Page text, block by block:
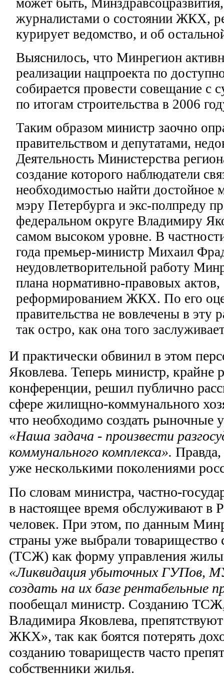
может быть,
журналистами о состоянии ЖКХ,
курирует ведомство, и об
Выяснилось, что Минрегион
реализации нацпроекта по
собирается провести совещание с
по итогам строительства в 2006
Таким образом министр заочно
правительством и депутатами,
Деятельность Министерства
создание которого наблюдатели
необходимостью найти
мэру Петербурга и экс-полпреду
федеральном округе Владимиру
самом высоком уровне. В
года премьер-министр Михаил
неудовлетворительной работу
плана нормативно-правовых актов,
реформированием ЖКХ. По его
правительства не вовлечены в эту
так остро, как она того
И практически обвинил в этом
Яковлева. Теперь министр, крайне
конференции, решил публично
сфере жилищно-коммунального
что необходимо создать
«Наша задача - произвести
коммунального комплекса». Правда,
уже несколькими поколениями
По словам министра, частно-
в настоящее время обслуживают в
человек. При этом, по данным
страны уже выбрали товарищество
(ТСЖ) как форму управления
«Ликвидация убыточных ГУПов,
создать на их базе рентабельные
пообещал министр. Созданию
Владимира Яковлева,
ЖКХ», так как боятся потерять
созданию товариществ часто
собственники жилья.